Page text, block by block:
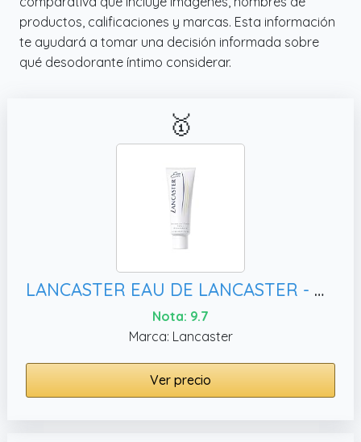
productos, calificaciones y marcas. Esta información
te ayudará a tomar una decisión informada sobre
qué desodorante íntimo considerar.
🥇
LANCASTER EAU DE LANCASTER - Desodorante en crema para hombre y mujer - Para todo tipo de pieles - 125 ml
Nota: 9.7
Marca: Lancaster
Ver precio